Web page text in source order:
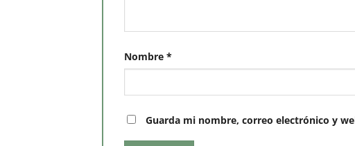
Nombre *
Guarda mi nombre, correo electrónico y